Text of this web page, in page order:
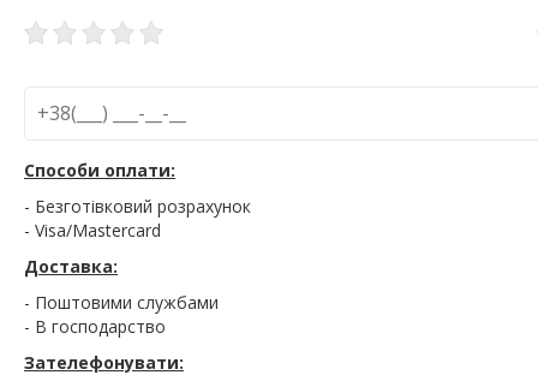
Способи оплати:
- Безготівковий розрахунок
- Visa/Mastercard
Доставка:
- Поштовими службами
- В господарство
Зателефонувати: